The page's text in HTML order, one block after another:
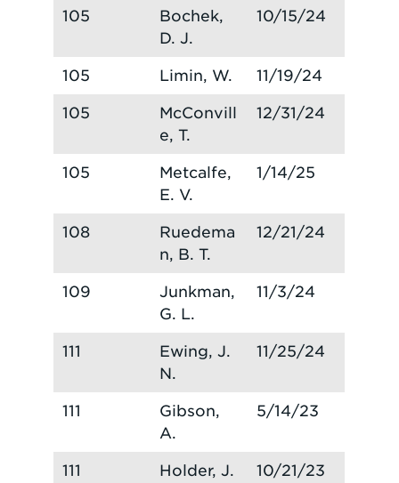
105
Bochek,
D. J.
10/15/24
105 Limin, W. 11/19/24
105
McConvill
e, T.
12/31/24
105
Metcalfe,
E. V.
1/14/25
108
Ruedema
n, B. T.
12/21/24
109
Junkman,
G. L.
11/3/24
111
Ewing, J.
N.
11/25/24
111
Gibson,
A.
5/14/23
111
Holder, J.
10/21/23